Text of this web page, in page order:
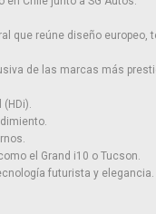
que reúne diseño europeo,
de las marcas más
el Grand i10 o Tucson.
futurista y elegancia.